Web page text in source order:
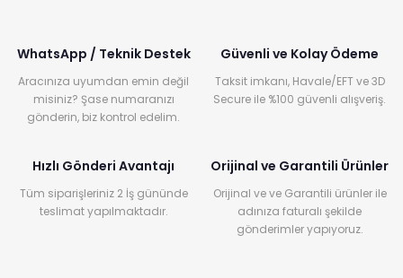
WhatsApp / Teknik Destek
Aracınıza uyumdan emin değil
misiniz? Şase numaranızı
gönderin, biz kontrol edelim.
Güvenli ve Kolay Ödeme
Taksit imkanı, Havale/EFT ve 3D
Secure ile %100 güvenli alışveriş.
Hızlı Gönderi Avantajı
Tüm siparişleriniz 2 İş gününde
teslimat yapılmaktadır.
Orijinal ve Garantili Ürünler
Orijinal ve ve Garantili ürünler ile
adınıza faturalı şekilde
gönderimler yapıyoruz.